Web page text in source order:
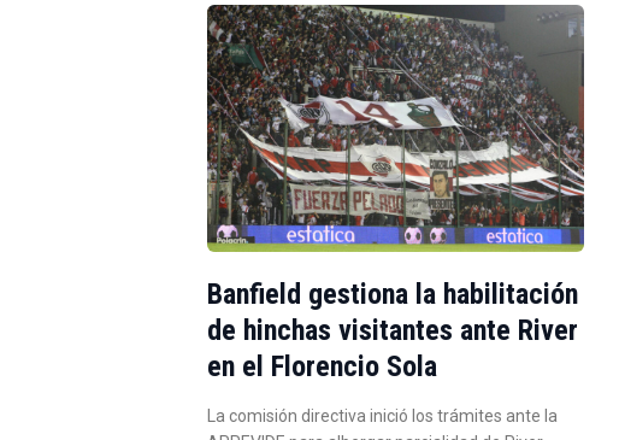
Banfield gestiona la habilitación
de hinchas visitantes ante River
en el Florencio Sola
La comisión directiva inició los trámites ante la